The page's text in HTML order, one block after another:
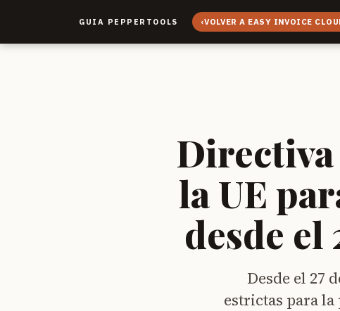
GUIA PEPPERTOOLS ‹VOLVER A EASY INVOICE
Directiva
la UE
desde el
Desde el 27
estrictas para